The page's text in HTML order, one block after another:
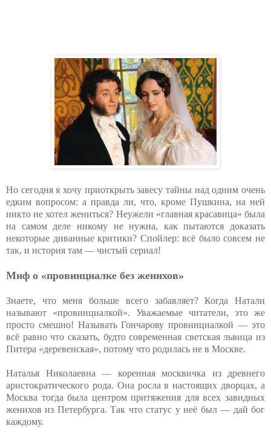
Но сегодня я хочу приоткрыть завесу тайны над одним очень
едким вопросом: а правда ли, что, кроме Пушкина, на ней
никто не хотел жениться? Неужели «главная красавица» была
на самом деле никому не нужна, как пытаются доказать
некоторые диванные критики? Спойлер: всё было совсем не
так, и история там — чистый сериал!
Миф о «провинциалке без женихов»
Знаете, что меня больше всего забавляет? Когда Натали
называют «провинциалкой». Уважаемые читатели, это же
просто смешно! Называть Гончарову провинциалкой — это
всё равно что сказать, будто современная светская львица из
Питера «деревенская», потому что родилась не в Москве.
Наталья Николаевна — коренная москвичка из древнего
аристократического рода. Она росла в настоящих дворцах, а
Москва тогда была центром притяжения для всех завидных
женихов из Петербурга. Так что статус у неё был — дай бог
каждому.